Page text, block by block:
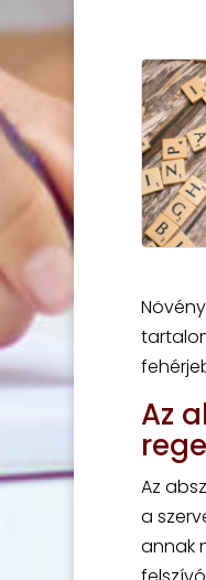
Az
Az
a
annak